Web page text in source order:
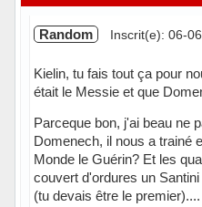
Random Inscrit(e): 06-
Kielin, tu fais tout ça pour
était le Messie et que
Parceque bon, j'ai beau ne
Domenech, il nous a trainé
Monde le Guérin? Et les
couvert d'ordures un
(tu devais être le premier)....